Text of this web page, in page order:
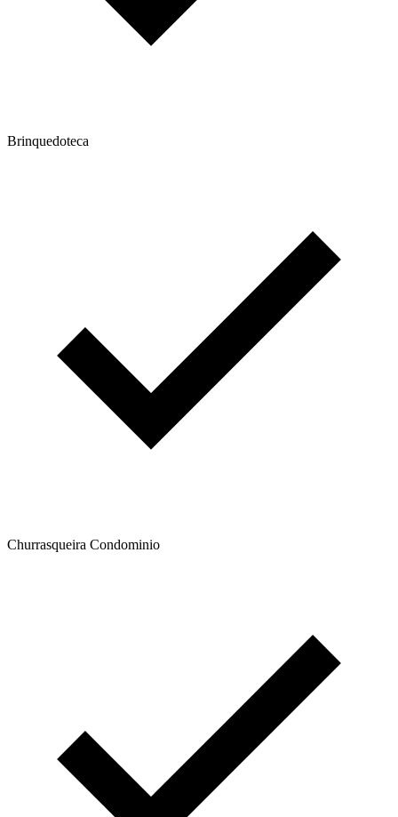
Brinquedoteca
Churrasqueira Condominio